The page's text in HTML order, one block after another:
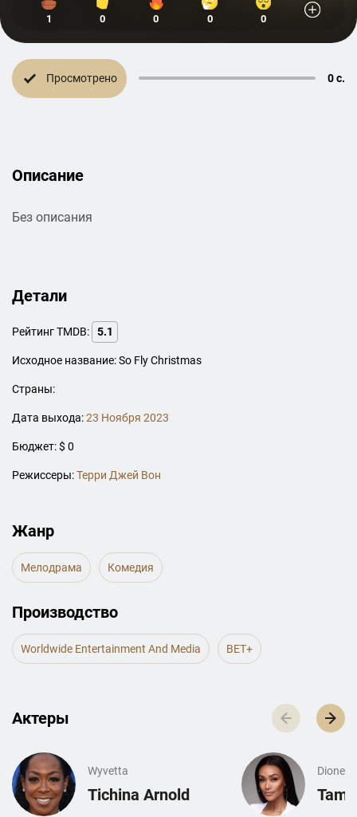
1 0 0 0 0
Просмотрено 0 с.
Описание
Без описания
Детали
Рейтинг TMDB: 5.1
Исходное название: So Fly Christmas
Страны:
Дата выхода:23 Ноября 2023
Бюджет: $ 0
Режиссеры:Терри Джей Вон
Жанр
Мелодрама Комедия
Производство
Worldwide Entertainment And Media BET+
Актеры
Wyvetta
Tichina Arnold
Dione
Tami